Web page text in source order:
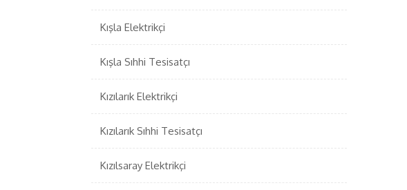
Kışla Elektrikçi
Kışla Sıhhi Tesisatçı
Kızılarık Elektrikçi
Kızılarık Sıhhi Tesisatçı
Kızılsaray Elektrikçi